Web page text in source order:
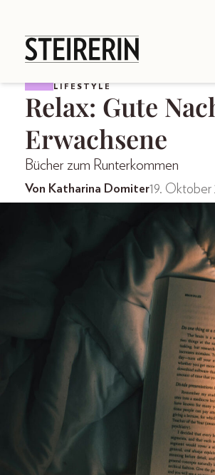
LIFESTYLE
Relax: Gute
Erwachsene
Bücher zum Runterkommen
Von Katharina Domiter19. Oktober